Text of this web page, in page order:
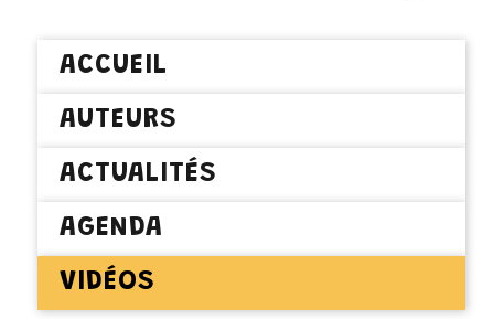
ACCUEIL
AUTEURS
ACTUALITÉS
AGENDA
VIDÉOS